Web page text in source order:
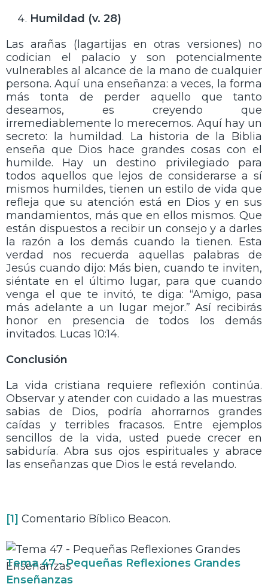
Humildad (v. 28)
Las arañas (lagartijas en otras versiones) no
codician el palacio y son potencialmente
vulnerables al alcance de la mano de cualquier
persona. Aquí una enseñanza: a veces, la forma
más tonta de perder aquello que tanto
deseamos, es creyendo que
irremediablemente lo merecemos. Aquí hay un
secreto: la humildad. La historia de la Biblia
enseña que Dios hace grandes cosas con el
humilde. Hay un destino privilegiado para
todos aquellos que lejos de considerarse a sí
mismos humildes, tienen un estilo de vida que
refleja que su atención está en Dios y en sus
mandamientos, más que en ellos mismos. Que
están dispuestos a recibir un consejo y a darles
la razón a los demás cuando la tienen. Esta
verdad nos recuerda aquellas palabras de
Jesús cuando dijo: Más bien, cuando te inviten,
siéntate en el último lugar, para que cuando
venga el que te invitó, te diga: “Amigo, pasa
más adelante a un lugar mejor.” Así recibirás
honor en presencia de todos los demás
invitados. Lucas 10:14.
Conclusión
La vida cristiana requiere reflexión continúa.
Observar y atender con cuidado a las muestras
sabias de Dios, podría ahorrarnos grandes
caídas y terribles fracasos. Entre ejemplos
sencillos de la vida, usted puede crecer en
sabiduría. Abra sus ojos espirituales y abrace
las enseñanzas que Dios le está revelando.
[1] Comentario Bíblico Beacon.
Tema 47 - Pequeñas Reflexiones Grandes
Enseñanzas